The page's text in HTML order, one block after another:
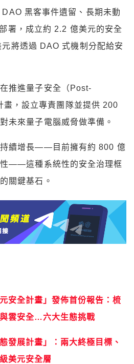
黑客事件遺留、長期未動
署，成立約 2.2 億美元的安全
將透過 DAO 式機制分配給安
推進量子安全（Post-
，設立專責團隊並提供 200
未來量子電腦威脅做準備。
持續增長——目前擁有約 800 億
——這種系統性的安全治理框
關鍵基石。
安全計畫」發佈首份報告：梳
雲安全…六大生態挑戰
發展計畫」：兩大終極目標、
美元安全層